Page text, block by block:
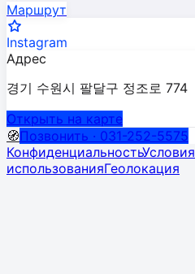
Маршрут
Instagram
Адрес
경기 수원시 팔달구 정조로 774
Открыть на карте
🧭Позвонить · 031-252-5575
КонфиденциальностьУсловия
использованияГеолокация